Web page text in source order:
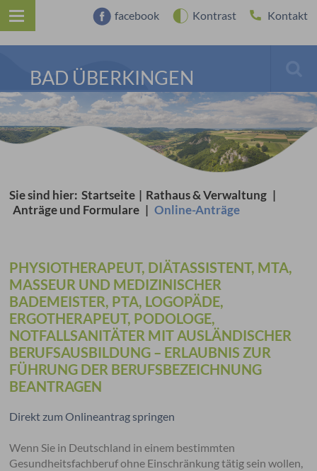
facebook Kontrast Kontakt
BAD ÜBERKINGEN
Sie sind hier: Startseite | Rathaus & Verwaltung |
Anträge und Formulare | Online-Anträge
PHYSIOTHERAPEUT, DIÄTASSISTENT, MTA,
MASSEUR UND MEDIZINISCHER
BADEMEISTER, PTA, LOGOPÄDE,
ERGOTHERAPEUT, PODOLOGE,
NOTFALLSANITÄTER MIT AUSLÄNDISCHER
BERUFSAUSBILDUNG – ERLAUBNIS ZUR
FÜHRUNG DER BERUFSBEZEICHNUNG
BEANTRAGEN
Direkt zum Onlineantrag springen
Wenn Sie in Deutschland in einem bestimmten
Gesundheitsfachberuf ohne Einschränkung tätig sein wollen,